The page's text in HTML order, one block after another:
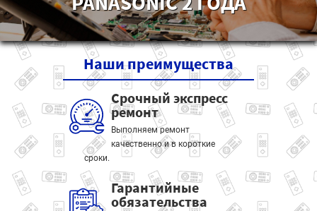
Нашипреимущества
Срочный экспресс
ремонт
Выполняем ремонт
качественно и в короткие
сроки.
Гарантийные
обязательства